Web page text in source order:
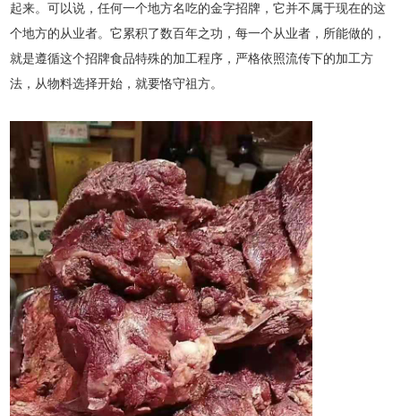
起来。可以说，任何一个地方名吃的金字招牌，它并不属于现在的这
个地方的从业者。它累积了数百年之功，每一个从业者，所能做的，
就是遵循这个招牌食品特殊的加工程序，严格依照流传下的加工方
法，从物料选择开始，就要恪守祖方。